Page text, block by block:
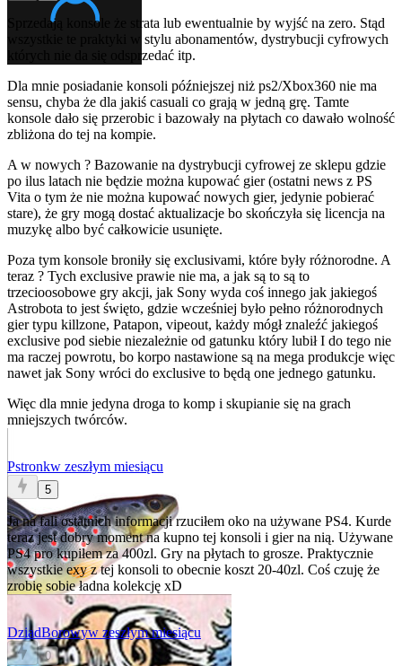
Sprzedają konsole że strata lub ewentualnie by wyjść na zero. Stąd
wszystkie te praktyki w stylu abonamentów, dystrybucji cyfrowych
których nie da się odsprzedać itp.
Dla mnie posiadanie konsoli późniejszej niż ps2/Xbox360 nie ma
sensu, chyba że dla jakiś casuali co grają w jedną grę. Tamte
konsole dało się przerobic i bazowały na płytach co dawało wolność
zbliżona do tej na kompie.
A w nowych ? Bazowanie na dystrybucji cyfrowej ze sklepu gdzie
po ilus latach nie będzie można kupować gier (ostatni news z PS
Vita o tym że nie można kupować nowych gier, jedynie pobierać
stare), że gry mogą dostać aktualizacje bo skończyła się licencja na
muzykę albo być całkowicie usunięte.
Poza tym konsole broniły się exclusivami, które były różnorodne. A
teraz ? Tych exclusive prawie nie ma, a jak są to są to
trzecioosobowe gry akcji, jak Sony wyda coś innego jak jakiegoś
Astrobota to jest święto, gdzie wcześniej było pełno różnorodnych
gier typu killzone, Patapon, vipeout, każdy mógł znaleźć jakiegoś
exclusive pod siebie niezależnie od gatunku który lubił I do tego nie
ma raczej powrotu, bo korpo nastawione są na mega produkcje więc
nawet jak Sony wróci do exclusive to będą one jednego gatunku.
Więc dla mnie jedyna droga to komp i skupianie się na grach
mniejszych twórców.
Pstronkw zeszłym miesiącu
5
Ja na fali ostatnich informacji rzuciłem oko na używane PS4. Kurde
teraz jest dobry moment na kupno tej konsoli i gier na nią. Używane
PS4 pro kupiłem za 400zl. Gry na płytach to grosze. Praktycznie
wszystkie exy z tej konsoli to obecnie koszt 20-40zl. Coś czuję że
zrobię sobie ładna kolekcję xD
DziadBorowyw zeszłym miesiącu
0